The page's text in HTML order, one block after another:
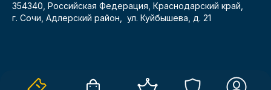
354340, Российская Федерация, Краснодарский край,
г. Сочи, Адлерский район, ул. Куйбышева, д. 21